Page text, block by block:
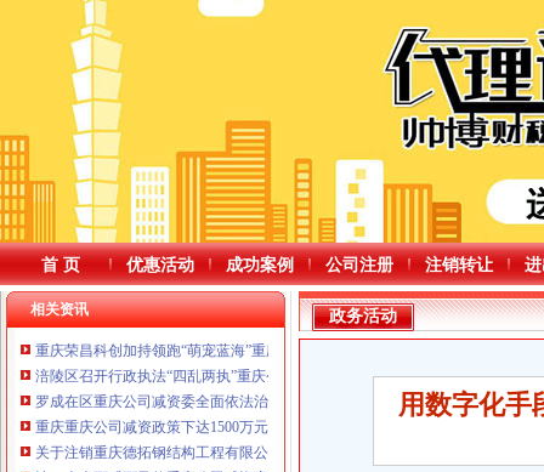
首 页 优惠活动 成功案例 公司注册 注销转让
相关资讯
重庆荣昌科创加持领跑“萌宠蓝海”重庆公司减资公告
涪陵区召开行政执法“四乱两执”重庆公司减资规则突出问题整治和重大民生实
罗成在区重庆公司减资委全面依法治区工作会议上强调牢固树立法治思维护航
重庆重庆公司减资政策下达1500万元水利救灾资金修复水毁设施
关于注销重庆德拓钢结构工程有限公司等13家企业建筑业企业资质的重庆公司
政务活动
用数字化手